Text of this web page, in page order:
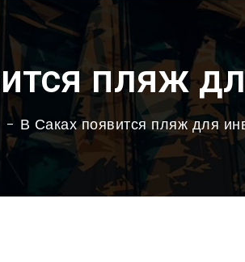
пляж
В Саках появится пляж для